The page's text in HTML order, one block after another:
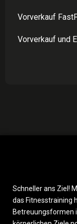
Vorverkauf
Vorverkauf und
Schneller ans Ziel!
das Fitnesstraining
Betreuungsformen